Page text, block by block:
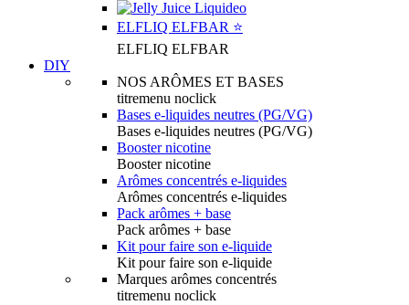
ELFLIQ ELFBAR ⭐️
ELFLIQ ELFBAR
DIY
NOS ARÔMES ET BASES
titremenu noclick
Bases e-liquides neutres (PG/VG)
Bases e-liquides neutres (PG/VG)
Booster nicotine
Booster nicotine
Arômes concentrés e-liquides
Arômes concentrés e-liquides
Pack arômes + base
Pack arômes + base
Kit pour faire son e-liquide
Kit pour faire son e-liquide
Marques arômes concentrés
titremenu noclick